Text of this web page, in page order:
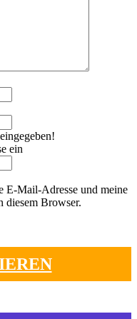
ein
E-Mail-Adresse und meine
diesem Browser.